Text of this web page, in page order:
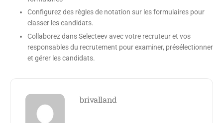
Configurez des règles de notation sur les formulaires pour
classer les candidats.
Collaborez dans Selecteev avec votre recruteur et vos
responsables du recrutement pour examiner, présélectionner
et gérer les candidats.
brivalland